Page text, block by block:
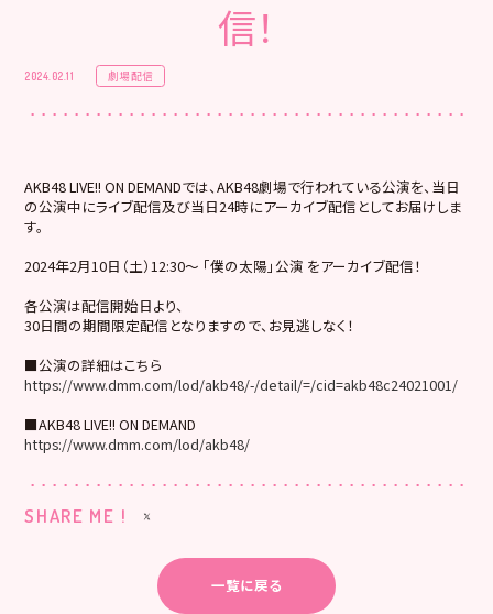
信！
2024.02.11 劇場配信
AKB48 LIVE!! ON DEMANDでは、AKB48劇場で行われている公演を、当日
の公演中にライブ配信及び当日24時にアーカイブ配信としてお届けしま
す。
2024年2月10日（土）12:30～ 「僕の太陽」公演 をアーカイブ配信！
各公演は配信開始日より、
30日間の期間限定配信となりますので、お見逃しなく！
■公演の詳細はこちら
https://www.dmm.com/lod/akb48/-/detail/=/cid=akb48c24021001/
■AKB48 LIVE!! ON DEMAND
https://www.dmm.com/lod/akb48/
SHARE ME !
一覧に戻る